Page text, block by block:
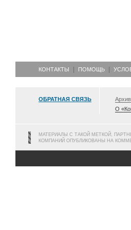
КОНТАКТЫ ПОМОЩЬ
ОБРАТНАЯ СВЯЗЬ Архив
О
МАТЕРИАЛЫ С ТАКОЙ МЕТКОЙ,
КОМПАНИЙ ОПУБЛИКОВАНЫ НА